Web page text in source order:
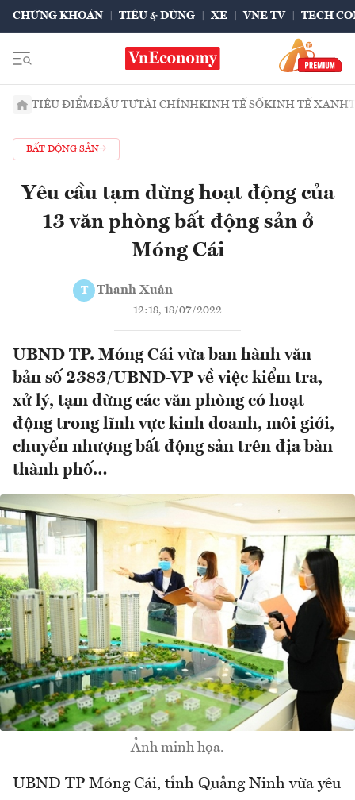
CHỨNG KHOÁN TIÊU & DÙNG XE VNE TV TECH
TIÊU ĐIỂMĐẦU TƯTÀI CHÍNHKINH TẾ SỐKINH TẾ XANH
BẤT ĐỘNG SẢN
Yêu cầu tạm dừng hoạt động của
13 văn phòng bất động sản ở
Móng Cái
T Thanh Xuân
12:18, 18/07/2022
UBND TP. Móng Cái vừa ban hành văn
bản số 2383/UBND-VP về việc kiểm tra,
xử lý, tạm dừng các văn phòng có hoạt
động trong lĩnh vực kinh doanh, môi giới,
chuyển nhượng bất động sản trên địa bàn
thành phố…
Ảnh minh họa.
UBND TP Móng Cái, tỉnh Quảng Ninh vừa yêu